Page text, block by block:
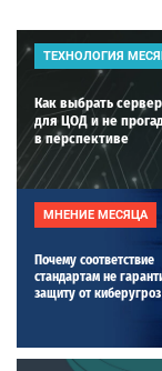
ТЕХНОЛОГИЯ
Как выбрать сервер
для ЦОД и не
в перспективе
МНЕНИЕ МЕСЯЦА
Почему соответствие
стандартам не
защиту от киберугроз